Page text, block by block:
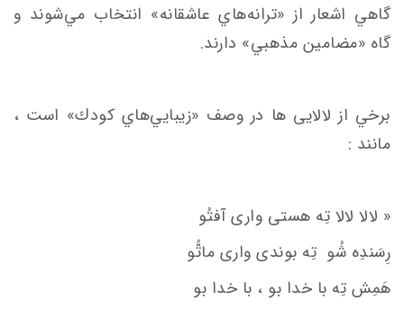
گاهي اشعار از «ترانه‌هاي‌ عاشقانه» انتخاب مي‌شوند و
گاه «مضامين مذهبي» دارند.
برخي از لالایی ها در وصف «زيبايي‌هاي كودك» است ،
مانند :
« لالا لالا تِه هستی واری آفتُو
رِسَندِه شُو تِه بوندی واری ماتُّو
هَمِش تِه با خدا بو ، با خدا بو